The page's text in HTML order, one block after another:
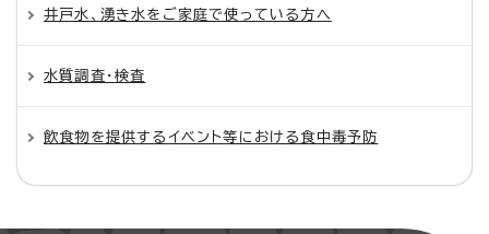
井戸水、湧き水をご家庭で使っている方へ
水質調査・検査
飲食物を提供するイベント等における食中毒予防